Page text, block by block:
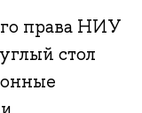
права НИУ
стол